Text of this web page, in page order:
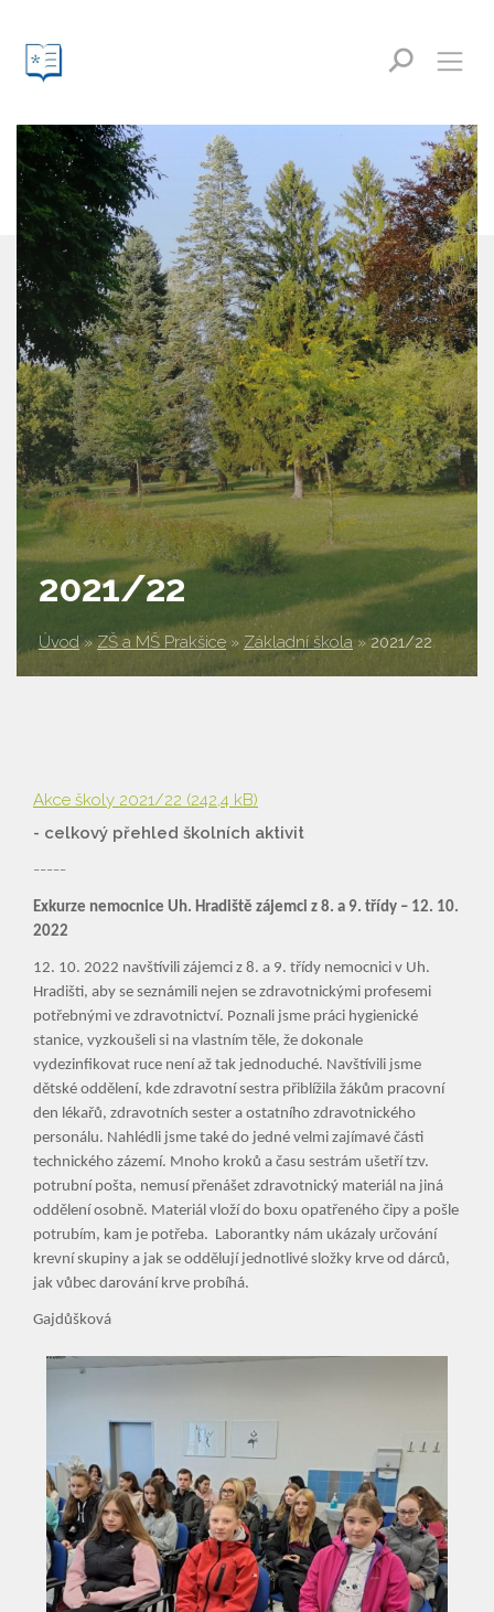
2021/22
Úvod » ZŠ a MŠ Prakšice » Základní škola » 2021/22
Akce školy 2021/22 (242,4 kB)
- celkový přehled školních aktivit
-----
Exkurze nemocnice Uh. Hradiště zájemci z 8. a 9. třídy – 12. 10.
2022
12. 10. 2022 navštívili zájemci z 8. a 9. třídy nemocnici v Uh.
Hradišti, aby se seznámili nejen se zdravotnickými profesemi
potřebnými ve zdravotnictví. Poznali jsme práci hygienické
stanice, vyzkoušeli si na vlastním těle, že dokonale
vydezinfikovat ruce není až tak jednoduché. Navštívili jsme
dětské oddělení, kde zdravotní sestra přiblížila žákům pracovní
den lékařů, zdravotních sester a ostatního zdravotnického
personálu. Nahlédli jsme také do jedné velmi zajímavé části
technického zázemí. Mnoho kroků a času sestrám ušetří tzv.
potrubní pošta, nemusí přenášet zdravotnický materiál na jiná
oddělení osobně. Materiál vloží do boxu opatřeného čipy a pošle
potrubím, kam je potřeba. Laborantky nám ukázaly určování
krevní skupiny a jak se oddělují jednotlivé složky krve od dárců,
jak vůbec darování krve probíhá.
Gajdůšková